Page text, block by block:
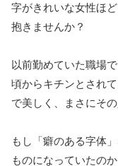
字がきれいな女性ほ
抱きませんか？
以前勤めていた職場
頃からキチンとされ
で美しく、まさにそ
もし「癖のある字体
ものになっていたのか